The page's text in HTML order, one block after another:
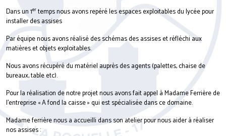
Dans un 1ertemps nous avons repéré les espaces exploitables du lycée pour
installer des assises
Par équipe nous avons réalisé des schémas des assises et réfléchi aux
matières et objets exploitables.
Nous avons récupéré du matériel auprès des agents (palettes, chaise de
bureaux, table etc).
Pour la réalisation de notre projet nous avons fait appel à Madame Ferrière de
l’entreprise « A fond la caisse » qui est spécialisée dans ce domaine.
Madame ferrière nous a accueilli dans son atelier pour nous aider à réaliser
nos assises :